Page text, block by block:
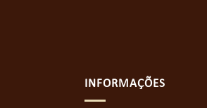
INFORMAÇÕES